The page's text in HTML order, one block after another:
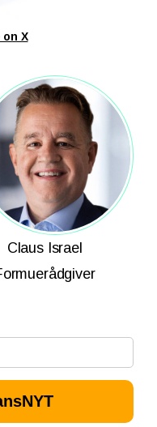
on X
Claus Israel